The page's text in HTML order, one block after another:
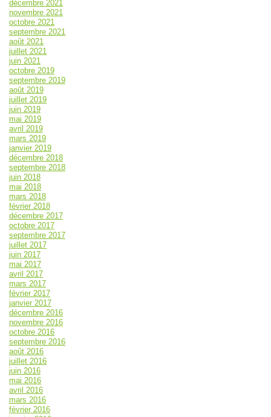
décembre 2021
novembre 2021
octobre 2021
septembre 2021
août 2021
juillet 2021
juin 2021
octobre 2019
septembre 2019
août 2019
juillet 2019
juin 2019
mai 2019
avril 2019
mars 2019
janvier 2019
décembre 2018
septembre 2018
juin 2018
mai 2018
mars 2018
février 2018
décembre 2017
octobre 2017
septembre 2017
juillet 2017
juin 2017
mai 2017
avril 2017
mars 2017
février 2017
janvier 2017
décembre 2016
novembre 2016
octobre 2016
septembre 2016
août 2016
juillet 2016
juin 2016
mai 2016
avril 2016
mars 2016
février 2016